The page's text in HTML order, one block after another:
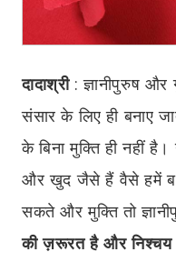
दादाश्री: ज्ञानीपुरुष
संसार के लिए ही बनाए
के बिना मुक्ति ही नहीं
और खुद जैसे हैं वैसे हमें
सकते और मुक्ति तो
की ज़रूरत है और निश्चय